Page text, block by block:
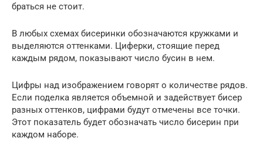
браться не стоит.
В любых схемах бисеринки обозначаются кружками и
выделяются оттенками. Циферки, стоящие перед
каждым рядом, показывают число бусин в нем.
Цифры над изображением говорят о количестве рядов.
Если поделка является объемной и задействует бисер
разных оттенков, цифрами будут отмечены все точки.
Этот показатель будет обозначать число бисерин при
каждом наборе.